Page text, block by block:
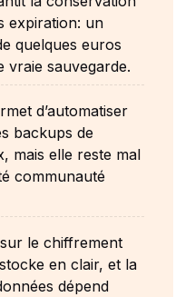
expiration: un
quelques euros
vraie sauvegarde.
d’automatiser
backups de
mais elle reste mal
communauté
le chiffrement
en clair, et la
dépend